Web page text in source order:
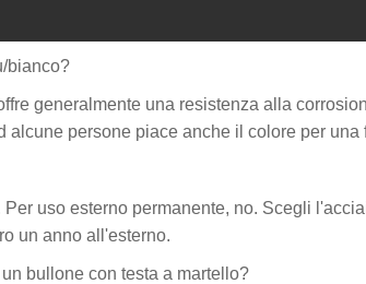
bianco?
generalmente una resistenza alla
alcune persone piace anche il colore per
uso esterno permanente, no. Scegli
un anno all'esterno.
bullone con testa a martello?